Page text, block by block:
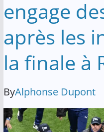
engage
après les
la finale à
ByAlphonse Dupont